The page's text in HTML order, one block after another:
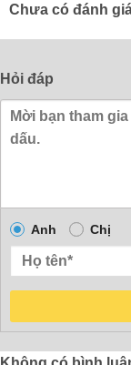
Chưa có đánh
Hỏi đáp
Anh Chị